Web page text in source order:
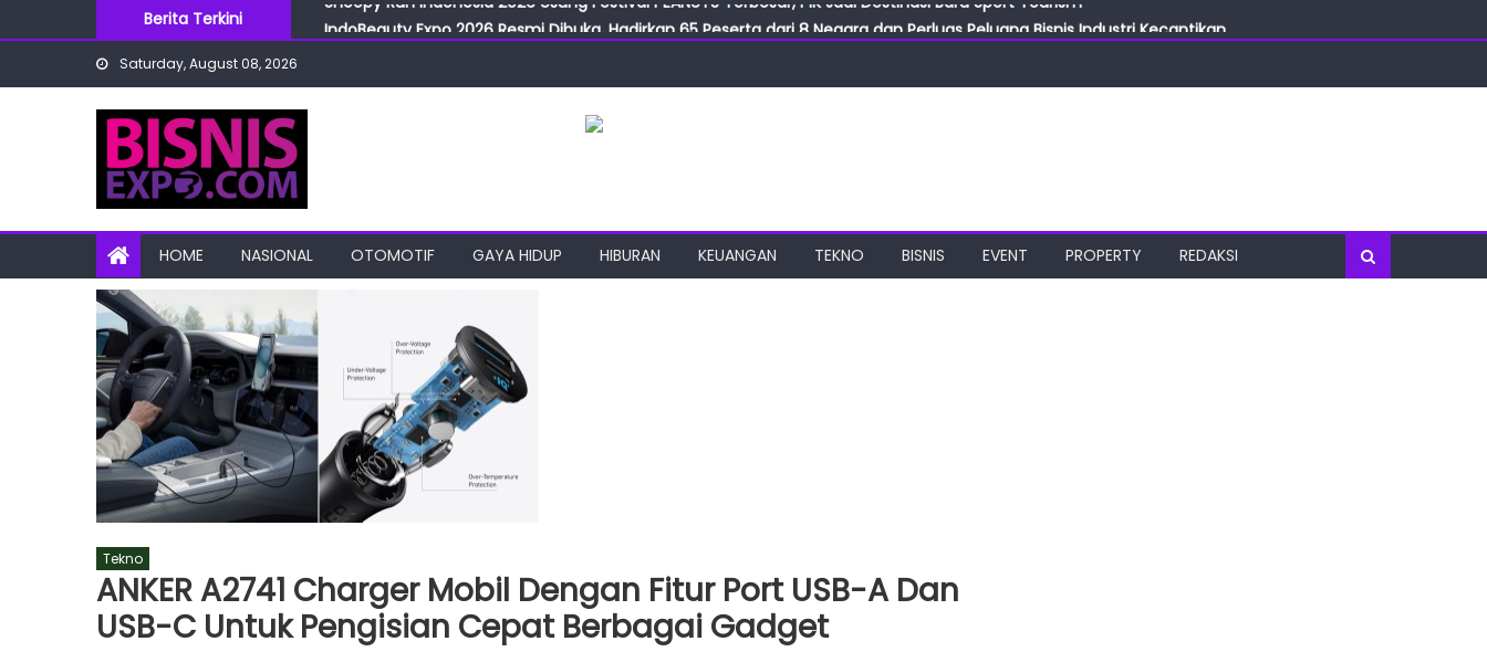
to
Berita Terkini
IndoBeauty Expo 2026 Resmi Dibuka, Hadirkan 65 Peserta dari 8 Negara dan Perluas Peluang Bisnis Industri Kecantikan
Snoopy Run Indonesia 2026 Usung Festival PEANUTS Terbesar, PIK Jadi Destinasi Baru Sport Tourism
Saturday, August 08, 2026
HOME NASIONAL OTOMOTIF GAYA HIDUP HIBURAN KEUANGAN TEKNO BISNIS EVENT PROPERTY REDAKSI
Tekno
ANKER A2741 Charger Mobil Dengan Fitur Port USB-A Dan
USB-C Untuk Pengisian Cepat Berbagai Gadget